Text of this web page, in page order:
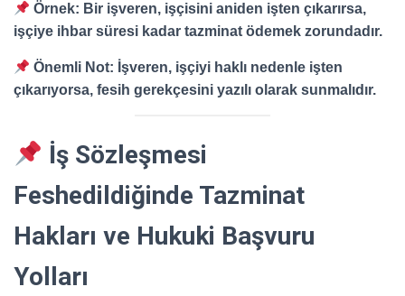
Örnek: Bir işveren, işçisini aniden işten çıkarırsa,
işçiye ihbar süresi kadar tazminat ödemek zorundadır.
Önemli Not: İşveren, işçiyi haklı nedenle işten
çıkarıyorsa, fesih gerekçesini yazılı olarak sunmalıdır.
İş Sözleşmesi
Feshedildiğinde Tazminat
Hakları ve Hukuki Başvuru
Yolları